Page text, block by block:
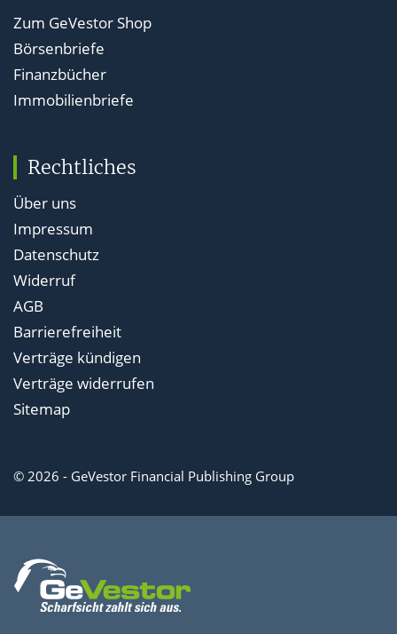
Zum GeVestor Shop
Börsenbriefe
Finanzbücher
Immobilienbriefe
Rechtliches
Über uns
Impressum
Datenschutz
Widerruf
AGB
Barrierefreiheit
Verträge kündigen
Verträge widerrufen
Sitemap
© 2026 - GeVestor Financial Publishing Group